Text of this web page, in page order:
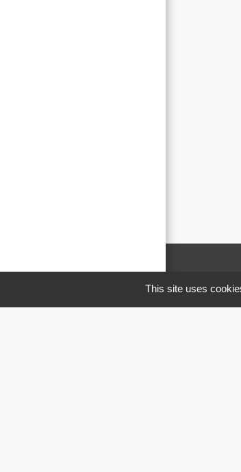
This site uses